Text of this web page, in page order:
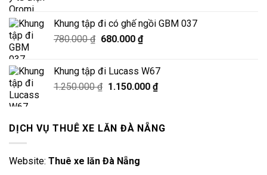
15.000.000 ₫.là:
Khung tập đi có ghế ngồi GBM 037
780.000₫ Giá
780.000 ₫.
680.000 ₫Giá
là:
680.000 ₫.
Khung tập đi Lucass W67
1.250.000₫ Giá
1.250.000 ₫.
1.150.000 ₫Giá
là:
DỊCH VỤ THUÊ XE LĂN ĐÀ NẴNG
Website: Thuê xe lăn Đà Nẵng